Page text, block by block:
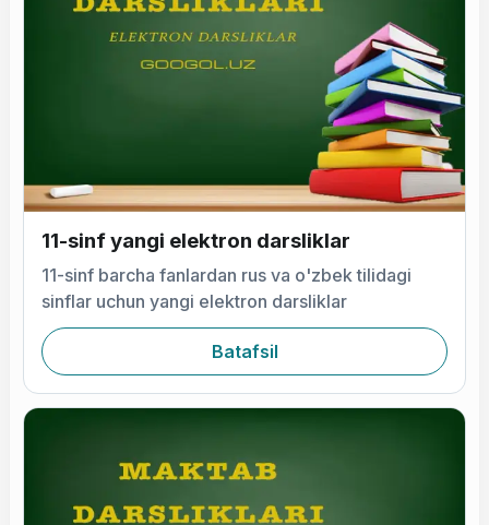
11-sinf yangi elektron darsliklar
11-sinf barcha fanlardan rus va o'zbek tilidagi
sinflar uchun yangi elektron darsliklar
Batafsil